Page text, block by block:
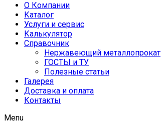
О Компании
Каталог
Услуги и сервис
Калькулятор
Справочник
Нержавеющий металлопрокат
ГОСТЫ и ТУ
Полезные статьи
Галерея
Доставка и оплата
Контакты
Menu